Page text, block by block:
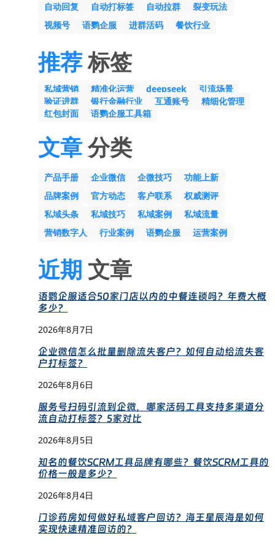
自动回复
自动打标签 自动拉群
裂变玩法
视频号
语鹦企服 进群活码 餐饮行业
推荐标签
私域营销 精准化运营 deepseek
引流场景
验证进群
银行金融行业 互通账号
精细化管理
红包封面
语鹦企服工具箱
文章分类
产品手册 企业微信 企微技巧
功能上新
品牌案例
官方动态 客户联系
权威测评
私域头条
私域技巧 私域案例
私域流量
营销数字人
行业案例 语鹦企服 运营案例
近期 文章
语鹦企服适合50家门店以内的中餐连锁吗？年费大概
多少？
2026年8月7日
企业微信怎么批量删除流失客户？如何自动给流失客
户打标签？
2026年8月6日
服务号扫码引流到企微，哪家活码工具支持多渠道分
流自动打标签？5家对比
2026年8月5日
知名的餐饮SCRM工具品牌有哪些？餐饮SCRM工具的
价格一般是多少？
2026年8月4日
门诊药房如何做好私域客户回访？海王星辰海是如何
实现快速精准回访的？